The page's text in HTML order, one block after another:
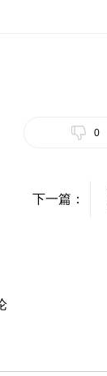
0
下一篇：